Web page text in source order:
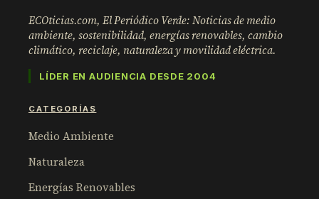
ECOticias.com, El Periódico Verde: Noticias de medio
ambiente, sostenibilidad, energías renovables, cambio
climático, reciclaje, naturaleza y movilidad eléctrica.
LÍDER EN AUDIENCIA DESDE 2004
CATEGORÍAS
Medio Ambiente
Naturaleza
Energías Renovables